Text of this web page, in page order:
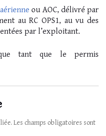
ou AOC, délivré par
au RC OPS1, au vu des
par l’exploitant.
que tant que le permis
Les champs obligatoires sont